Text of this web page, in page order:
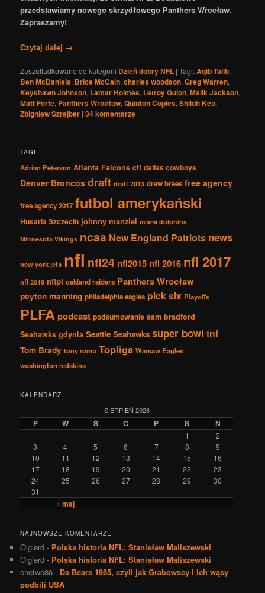
przedstawiamy nowego skrzydłowego Panthers Wrocław.
Zapraszamy!
Czytaj dalej →
Zaszufladkowano do kategorii Dzień dobry NFL |Tagi:Aqib Talib,
Ben McDaniels, Brice McCain,charles woodson,Greg Warren,
Keyshawn Johnson, Lamar Holmes, Letroy Guion,Malik Jackson,
Matt Forte, Panthers Wrocław,Quinton Coples,Shiloh Keo,
Zbigniew Szrejber |34komentarze
TAGI
Adrian Peterson Atlanta Falcons cfl dallas cowboys
Denver Broncos draft draft 2013 drew brees free agency
free agency 2017 futbol amerykański
Husaria Szczecin johnny manziel miami dolphins
Minnesota Vikings ncaa New England Patriots news
new york jets nfl nfl24 nfl2015 nfl 2016 nfl 2017
nfl 2018 nflpl oakland raiders Panthers Wrocław
peyton manning philadelphia eagles pick six Playoffs
PLFApodcast podsumowanie sam bradford
Seahawks gdynia Seattle Seahawks super bowl tnf
Tom Brady tony romo Topliga Warsaw Eagles
washington redskins
KALENDARZ
SIERPIEŃ 2026
P W Ś C P S N
« maj
1
2
3
4 5 6 7 8
9
10
11 12 13 14 15
16
17
18 19 20 21 22
23
24
25 26 27 28 29
30
31
NAJNOWSZE KOMENTARZE
Olgierd - Polska historia NFL: Stanisław Maliszewski
Olgierd - Polska historia NFL: Stanisław Maliszewski
onetwo86 - Da Bears 1985, czyli jak Grabowscy i ich wąsy
podbili USA